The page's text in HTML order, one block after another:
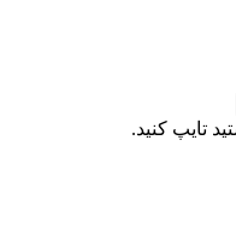
تایپ کنید.